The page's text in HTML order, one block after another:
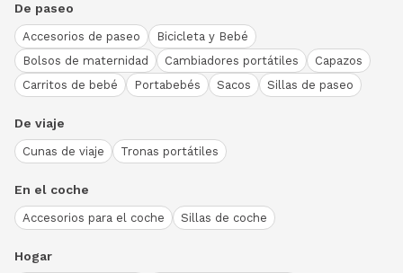
De paseo
Accesorios de paseo
Bicicleta y Bebé
Bolsos de maternidad
Cambiadores portátiles
Capazos
Carritos de bebé
Portabebés Sacos Sillas de paseo
De viaje
Cunas de viaje Tronas portátiles
En el coche
Accesorios para el coche Sillas de coche
Hogar